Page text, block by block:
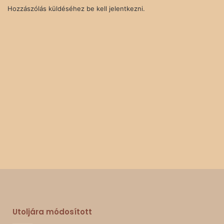
Hozzászólás küldéséhez be kell jelentkezni.
Utoljára módosított